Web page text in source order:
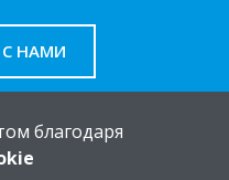
НАМИ
благодаря